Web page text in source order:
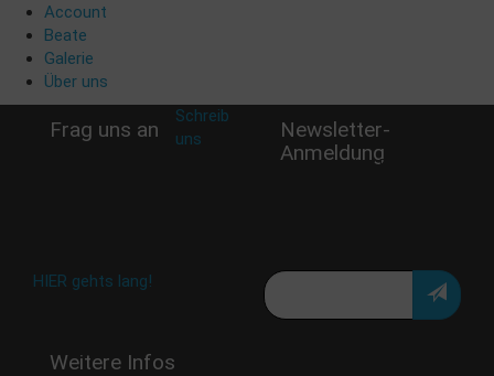
Account
Beate
Galerie
Über uns
Frag uns an
Schreib
uns
HIER gehts lang!
Weitere Infos
Newsletter-
Anmeldung
Verpasse keine Rabatt-